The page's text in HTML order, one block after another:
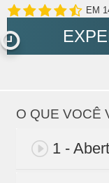
EM
O QUE VOCÊ
1 -